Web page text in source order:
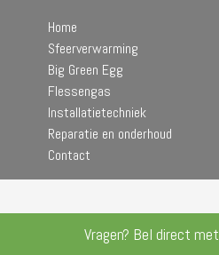
Vragen? Bel direct met
Home
Sfeerverwarming
Big Green Egg
Flessengas
Installatietechniek
Reparatie en onderhoud
Contact